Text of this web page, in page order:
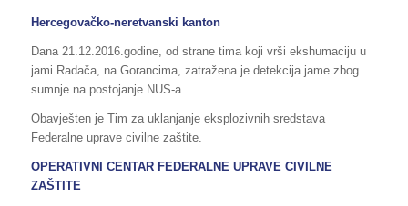
Hercegovačko-neretvanski kanton
Dana 21.12.2016.godine, od strane tima koji vrši ekshumaciju u
jami Radača, na Gorancima, zatražena je detekcija jame zbog
sumnje na postojanje NUS-a.
Obavješten je Tim za uklanjanje eksplozivnih sredstava
Federalne uprave civilne zaštite.
OPERATIVNI CENTAR FEDERALNE UPRAVE CIVILNE
ZAŠTITE